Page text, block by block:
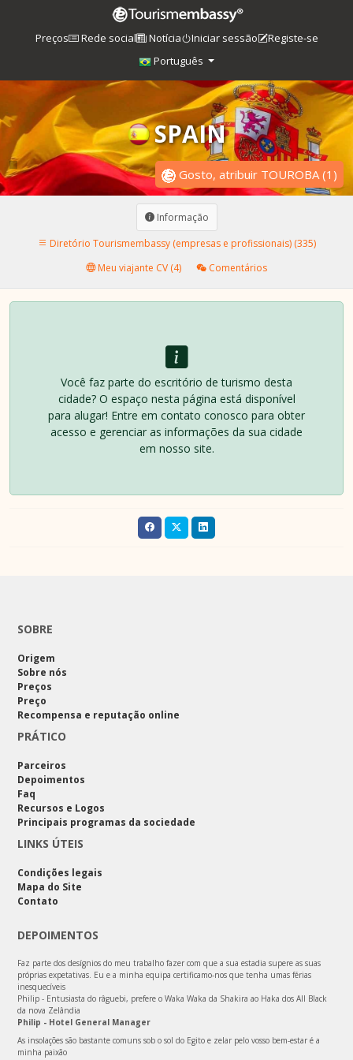
Preços Rede social Notícia Iniciar sessão
Registe-se
Português
SPAIN
Gosto, atribuir TOUROBA(1 )
Informação
Diretório Tourismembassy (empresas e profissionais) (335)
Meu viajante CV (4)
Comentários
Você faz parte do escritório de turismo desta
cidade? O espaço nesta página está disponível
para alugar! Entre em contato conosco para obter
acesso e gerenciar as informações da sua cidade
em nosso site.
SOBRE
Origem
Sobre nós
Preços
Preço
Recompensa e reputação online
PRÁTICO
Parceiros
Depoimentos
Faq
Recursos e Logos
Principais programas da sociedade
LINKS ÚTEIS
Condições legais
Mapa do Site
Contato
DEPOIMENTOS
Faz parte dos desígnios do meu trabalho fazer com que a sua estadia supere as suas
próprias expetativas. Eu e a minha equipa certificamo-nos que tenha umas férias
inesquecíveis
Philip - Entusiasta do râguebi, prefere o Waka Waka da Shakira ao Haka dos All Black
da nova Zelândia
Philip - Hotel General Manager
As insolações são bastante comuns sob o sol do Egito e zelar pelo vosso bem-estar é a
minha paixão